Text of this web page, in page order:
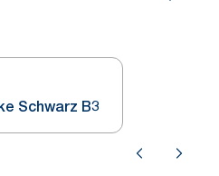
Schwarz B3